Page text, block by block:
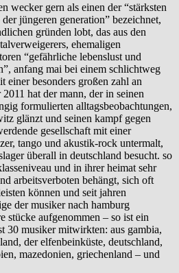
wecker gern als einen der “stärksten
jüngeren generation” bezeichnet,
gründen lobt, das aus den
ehemaligen
“gefährliche lebenslust und
anfang mai bei einem schlichtweg
einer besonders großen zahl an
hat der mann, der in seinen
formulierten alltagsbeobachtungen,
glänzt und seinen kampf gegen
gesellschaft mit einer
tango und akustik-rock untermalt,
überall in deutschland besucht. so
und in ihrer heimat sehr
arbeitsverboten behängt, sich oft
können und seit jahren
der musiker nach hamburg
stücke aufgenommen – so ist ein
30 musiker mitwirkten: aus gambia,
der elfenbeinküste, deutschland,
mazedonien, griechenland – und